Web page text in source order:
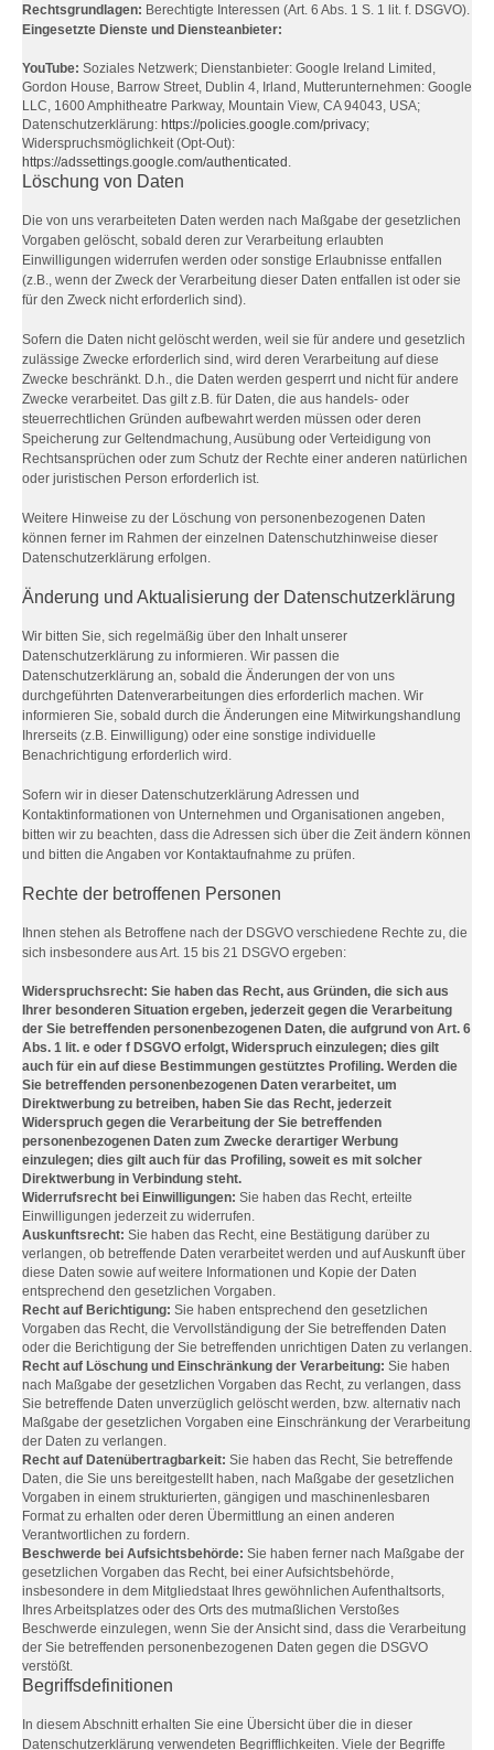
Rechtsgrundlagen: Berechtigte Interessen (Art. 6 Abs. 1 S. 1 lit. f. DSGVO).
Eingesetzte Dienste und Diensteanbieter:
YouTube: Soziales Netzwerk; Dienstanbieter: Google Ireland Limited,
Gordon House, Barrow Street, Dublin 4, Irland, Mutterunternehmen: Google
LLC, 1600 Amphitheatre Parkway, Mountain View, CA 94043, USA;
Datenschutzerklärung: https://policies.google.com/privacy;
Widerspruchsmöglichkeit (Opt-Out):
https://adssettings.google.com/authenticated .
Löschung von Daten
Die von uns verarbeiteten Daten werden nach Maßgabe der gesetzlichen
Vorgaben gelöscht, sobald deren zur Verarbeitung erlaubten
Einwilligungen widerrufen werden oder sonstige Erlaubnisse entfallen
(z.B., wenn der Zweck der Verarbeitung dieser Daten entfallen ist oder sie
für den Zweck nicht erforderlich sind).
Sofern die Daten nicht gelöscht werden, weil sie für andere und gesetzlich
zulässige Zwecke erforderlich sind, wird deren Verarbeitung auf diese
Zwecke beschränkt. D.h., die Daten werden gesperrt und nicht für andere
Zwecke verarbeitet. Das gilt z.B. für Daten, die aus handels- oder
steuerrechtlichen Gründen aufbewahrt werden müssen oder deren
Speicherung zur Geltendmachung, Ausübung oder Verteidigung von
Rechtsansprüchen oder zum Schutz der Rechte einer anderen natürlichen
oder juristischen Person erforderlich ist.
Weitere Hinweise zu der Löschung von personenbezogenen Daten
können ferner im Rahmen der einzelnen Datenschutzhinweise dieser
Datenschutzerklärung erfolgen.
Änderung und Aktualisierung der Datenschutzerklärung
Wir bitten Sie, sich regelmäßig über den Inhalt unserer
Datenschutzerklärung zu informieren. Wir passen die
Datenschutzerklärung an, sobald die Änderungen der von uns
durchgeführten Datenverarbeitungen dies erforderlich machen. Wir
informieren Sie, sobald durch die Änderungen eine Mitwirkungshandlung
Ihrerseits (z.B. Einwilligung) oder eine sonstige individuelle
Benachrichtigung erforderlich wird.
Sofern wir in dieser Datenschutzerklärung Adressen und
Kontaktinformationen von Unternehmen und Organisationen angeben,
bitten wir zu beachten, dass die Adressen sich über die Zeit ändern können
und bitten die Angaben vor Kontaktaufnahme zu prüfen.
Rechte der betroffenen Personen
Ihnen stehen als Betroffene nach der DSGVO verschiedene Rechte zu, die
sich insbesondere aus Art. 15 bis 21 DSGVO ergeben:
Widerspruchsrecht: Sie haben das Recht, aus Gründen, die sich aus
Ihrer besonderen Situation ergeben, jederzeit gegen die Verarbeitung
der Sie betreffenden personenbezogenen Daten, die aufgrund von Art. 6
Abs. 1 lit. e oder f DSGVO erfolgt, Widerspruch einzulegen; dies gilt
auch für ein auf diese Bestimmungen gestütztes Profiling. Werden die
Sie betreffenden personenbezogenen Daten verarbeitet, um
Direktwerbung zu betreiben, haben Sie das Recht, jederzeit
Widerspruch gegen die Verarbeitung der Sie betreffenden
personenbezogenen Daten zum Zwecke derartiger Werbung
einzulegen; dies gilt auch für das Profiling, soweit es mit solcher
Direktwerbung in Verbindung steht.
Widerrufsrecht bei Einwilligungen: Sie haben das Recht, erteilte
Einwilligungen jederzeit zu widerrufen.
Auskunftsrecht: Sie haben das Recht, eine Bestätigung darüber zu
verlangen, ob betreffende Daten verarbeitet werden und auf Auskunft über
diese Daten sowie auf weitere Informationen und Kopie der Daten
entsprechend den gesetzlichen Vorgaben.
Recht auf Berichtigung: Sie haben entsprechend den gesetzlichen
Vorgaben das Recht, die Vervollständigung der Sie betreffenden Daten
oder die Berichtigung der Sie betreffenden unrichtigen Daten zu verlangen.
Recht auf Löschung und Einschränkung der Verarbeitung: Sie haben
nach Maßgabe der gesetzlichen Vorgaben das Recht, zu verlangen, dass
Sie betreffende Daten unverzüglich gelöscht werden, bzw. alternativ nach
Maßgabe der gesetzlichen Vorgaben eine Einschränkung der Verarbeitung
der Daten zu verlangen.
Recht auf Datenübertragbarkeit: Sie haben das Recht, Sie betreffende
Daten, die Sie uns bereitgestellt haben, nach Maßgabe der gesetzlichen
Vorgaben in einem strukturierten, gängigen und maschinenlesbaren
Format zu erhalten oder deren Übermittlung an einen anderen
Verantwortlichen zu fordern.
Beschwerde bei Aufsichtsbehörde: Sie haben ferner nach Maßgabe der
gesetzlichen Vorgaben das Recht, bei einer Aufsichtsbehörde,
insbesondere in dem Mitgliedstaat Ihres gewöhnlichen Aufenthaltsorts,
Ihres Arbeitsplatzes oder des Orts des mutmaßlichen Verstoßes
Beschwerde einzulegen, wenn Sie der Ansicht sind, dass die Verarbeitung
der Sie betreffenden personenbezogenen Daten gegen die DSGVO
verstößt.
Begriffsdefinitionen
In diesem Abschnitt erhalten Sie eine Übersicht über die in dieser
Datenschutzerklärung verwendeten Begrifflichkeiten. Viele der Begriffe